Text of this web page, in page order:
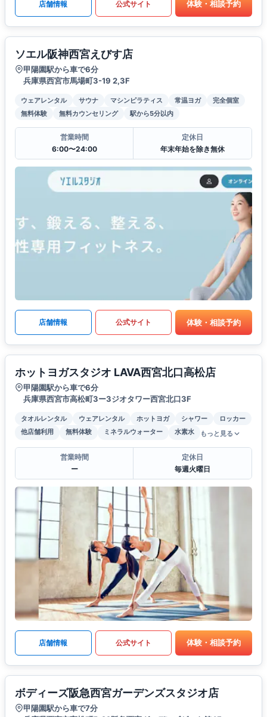
店舗情報 公式サイト 体験・相談予約
ソエル阪神西宮えびす店
甲陽園駅から車で6分
兵庫県西宮市馬場町3-19 2,3F
ウェアレンタル サウナ マシンピラティス 常温ヨガ
完全個室
無料体験
無料カウンセリング 駅から5分以内
営業時間
6:00〜24:00
定休日
年末年始を除き無休
店舗情報 公式サイト 体験・相談予約
ホットヨガスタジオ LAVA西宮北口高松店
甲陽園駅から車で6分
兵庫県西宮市高松町3ー3ジオタワー西宮北口3F
タオルレンタル ウェアレンタル ホットヨガ シャワー
ロッカー
他店舗利用
無料体験 ミネラルウォーター 水素水 もっと見る
営業時間
ー
定休日
毎週火曜日
店舗情報 公式サイト 体験・相談予約
ボディーズ阪急西宮ガーデンズスタジオ店
甲陽園駅から車で7分